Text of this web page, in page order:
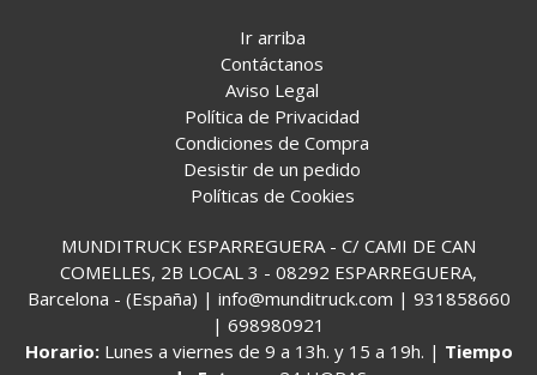
Ir arriba
Contáctanos
Aviso Legal
Política de Privacidad
Condiciones de Compra
Desistir de un pedido
Políticas de Cookies
MUNDITRUCK ESPARREGUERA - C/ CAMI DE CAN
COMELLES, 2B LOCAL 3 - 08292 ESPARREGUERA,
Barcelona - (España) | info@munditruck.com | 931858660
| 698980921
Horario: Lunes a viernes de 9 a 13h. y 15 a 19h. | Tiempo